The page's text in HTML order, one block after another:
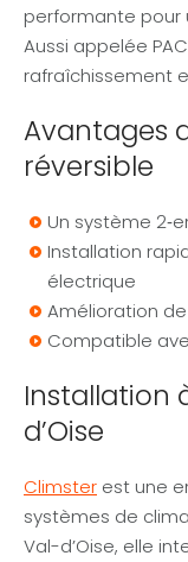
performante pour
Aussi appelée
rafraîchissement
Avantages
réversible
Un système
Installation
électrique
Amélioration
Compatible
Installation
d’Oise
Climster est une
systèmes de
Val-d’Oise, elle